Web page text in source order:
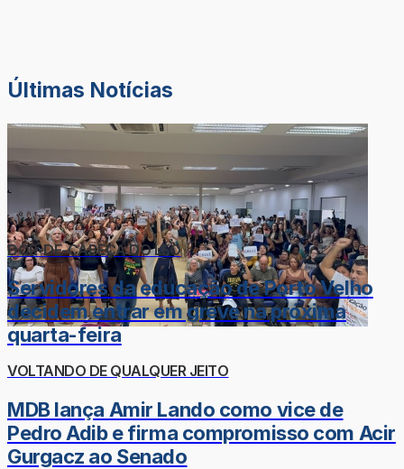
Últimas Notícias
DOR-DE-CABEÇA DO LÉO
Servidores da educação de Porto Velho
decidem entrar em greve na próxima
quarta-feira
VOLTANDO DE QUALQUER JEITO
MDB lança Amir Lando como vice de
Pedro Adib e firma compromisso com Acir
Gurgacz ao Senado